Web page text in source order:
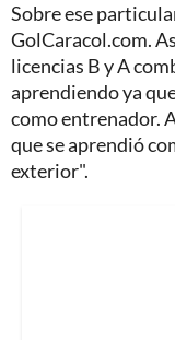
Sobre ese
GolCaracol.com.
licencias B y A
aprendiendo ya
como entrenador.
que se aprendió
exterior".